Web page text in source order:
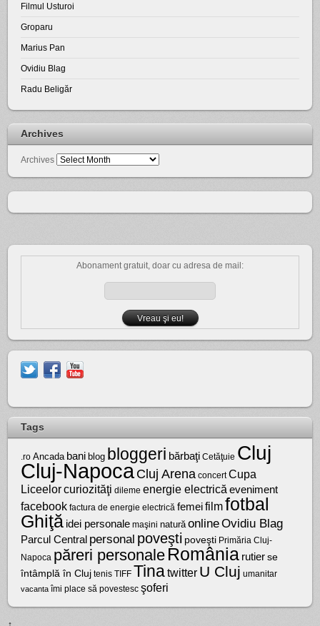
Filmul Usturoi
Groparu
Marius Pan
Ovidiu Blag
Radu Beligăr
Archives
Archives
Abonament gratuit, doar cu adresa de mail:
Tags
.ro Ancada bani blog bloggeri bărbaţi Cetăţuie Cluj
Cluj-NapocaCluj Arena concert Cupa
Liceelorcuriozităţi dileme energie electrică eveniment
facebook factura de energie electrică femei filmfotbal
Ghiţă idei personale maşini natură onlineOvidiu Blag
Parcul Central personal poveşti poveşti Primăria Cluj-
Napoca păreri personale România rutier se
întâmplă în Cluj tenis TIFF Tinatwitter U Cluj umanitar
vacanta îmi place să povestesc şoferi